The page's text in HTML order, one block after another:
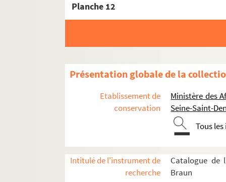
Planche 12
Présentation globale de la
Etablissement de
conservation
Ministère des
Seine-Saint-
Tous
Intitulé de l'instrument de
recherche
Catalogue de
Braun
Réceptions données par ou pour les
Réceptions données par le ministère des
Réceptions et voyages présidentiels
Réceptions par les Présidents français